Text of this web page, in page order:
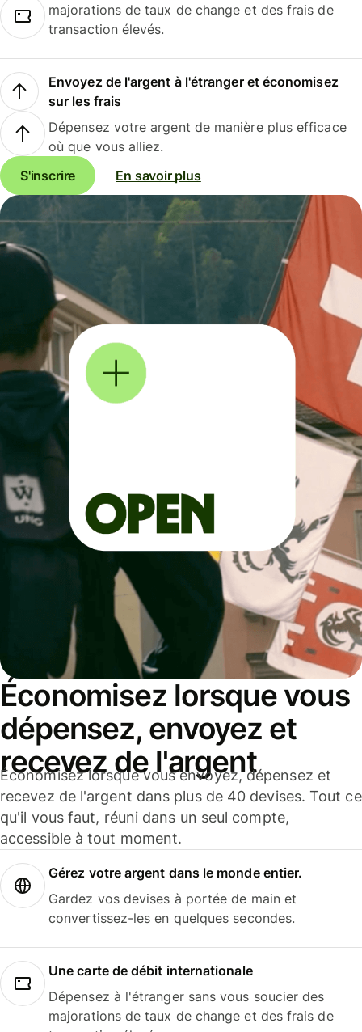
majorations de taux de change et des frais de
transaction élevés.
Envoyez de l'argent à l'étranger et économisez
sur les frais
Dépensez votre argent de manière plus efficace
où que vous alliez.
S'inscrire
En savoir plus
Économisez lorsque vous
dépensez, envoyez et
recevez de l'argent
Économisez lorsque vous envoyez, dépensez et
recevez de l'argent dans plus de 40 devises. Tout ce
qu'il vous faut, réuni dans un seul compte,
accessible à tout moment.
Gérez votre argent dans le monde entier.
Gardez vos devises à portée de main et
convertissez-les en quelques secondes.
Une carte de débit internationale
Dépensez à l'étranger sans vous soucier des
majorations de taux de change et des frais de